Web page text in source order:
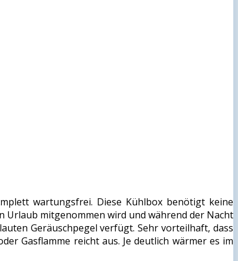
wartungsfrei. Diese Kühlbox benötigt keine
Urlaub mitgenommen wird und während der Nacht
Geräuschpegel verfügt. Sehr vorteilhaft, dass
Gasflamme reicht aus. Je deutlich wärmer es im